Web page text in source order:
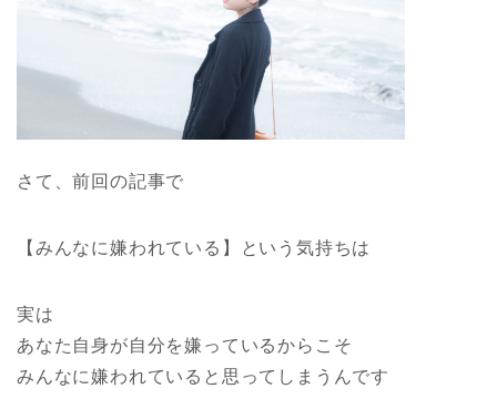
さて、前回の記事で
【みんなに嫌われている】という気持ちは
実は
あなた自身が自分を嫌っているからこそ
みんなに嫌われていると思ってしまうんです